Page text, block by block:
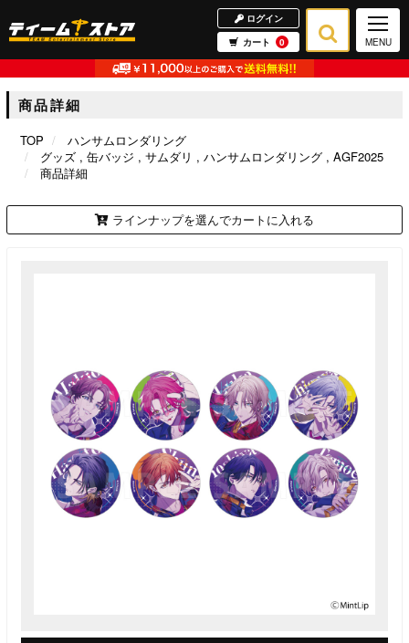
ログイン
カート
0 MENU
商品詳細
TOP
ハンサムロンダリング
グッズ
缶バッジ サムダリ ハンサムロンダリング
AGF2025
商品詳細
ラインナップを選んでカートに入れる